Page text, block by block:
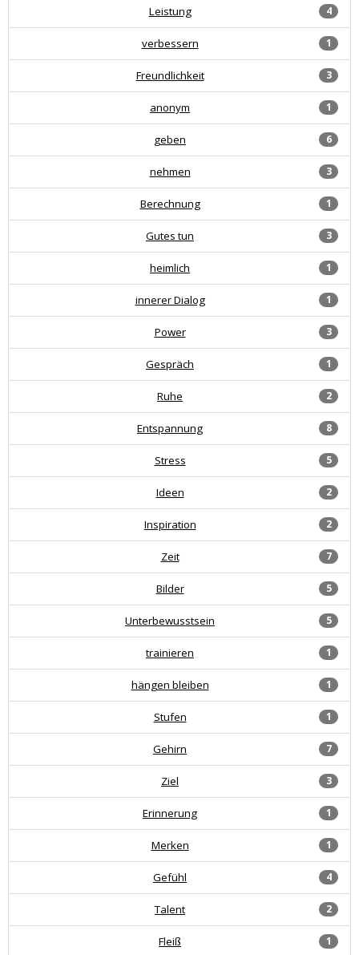
4
Leistung
1
verbessern
3
Freundlichkeit
1
anonym
6
geben
3
nehmen
1
Berechnung
3
Gutes tun
1
heimlich
1
innerer Dialog
3
Power
1
Gespräch
2
Ruhe
8
Entspannung
5
Stress
2
Ideen
2
Inspiration
7
Zeit
5
Bilder
5
Unterbewusstsein
1
trainieren
1
hängen bleiben
1
Stufen
7
Gehirn
3
Ziel
1
Erinnerung
1
Merken
4
Gefühl
2
Talent
1
Fleiß